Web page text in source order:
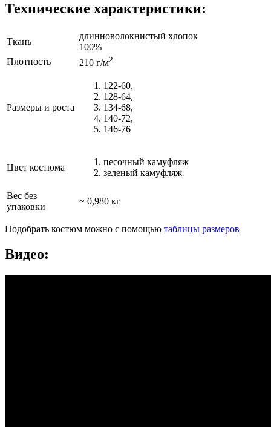
Технические характеристики:
Ткань
длинноволокнистый хлопок
100%
Плотность
210 г/м2
Размеры и роста
122-60,
128-64,
134-68,
140-72,
146-76
Цвет костюма
песочный камуфляж
зеленый камуфляж
Вес без
упаковки
~ 0,980 кг
Подобрать костюм можно с помощью таблицы размеров
Видео: